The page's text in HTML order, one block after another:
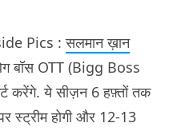
Pics :सलमान ख़ान
बॉस OTT (Bigg Boss
करेंगे. ये सीज़न 6 हफ़्तों तक
स्ट्रीम होगी और 12-13